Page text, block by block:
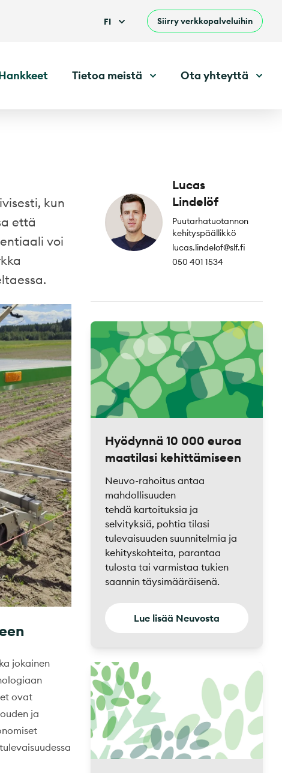
FI Siirry verkkopalveluihin
Tietoa meistä Ota yhteyttä
kun
että
voi
jokainen
ovat
ja
Lucas
Lindelöf
Puutarhatuotannon
kehityspäällikkö
lucas.lindelof@slf.fi
050 401 1534
Hyödynnä 10 000 euroa
maatilasi kehittämiseen
Neuvo-rahoitus antaa
mahdollisuuden
tehdä kartoituksia ja
selvityksiä, pohtia tilasi
tulevaisuuden suunnitelmia ja
kehityskohteita, parantaa
tulosta tai varmistaa tukien
saannin täysimääräisenä.
Lue lisää Neuvosta